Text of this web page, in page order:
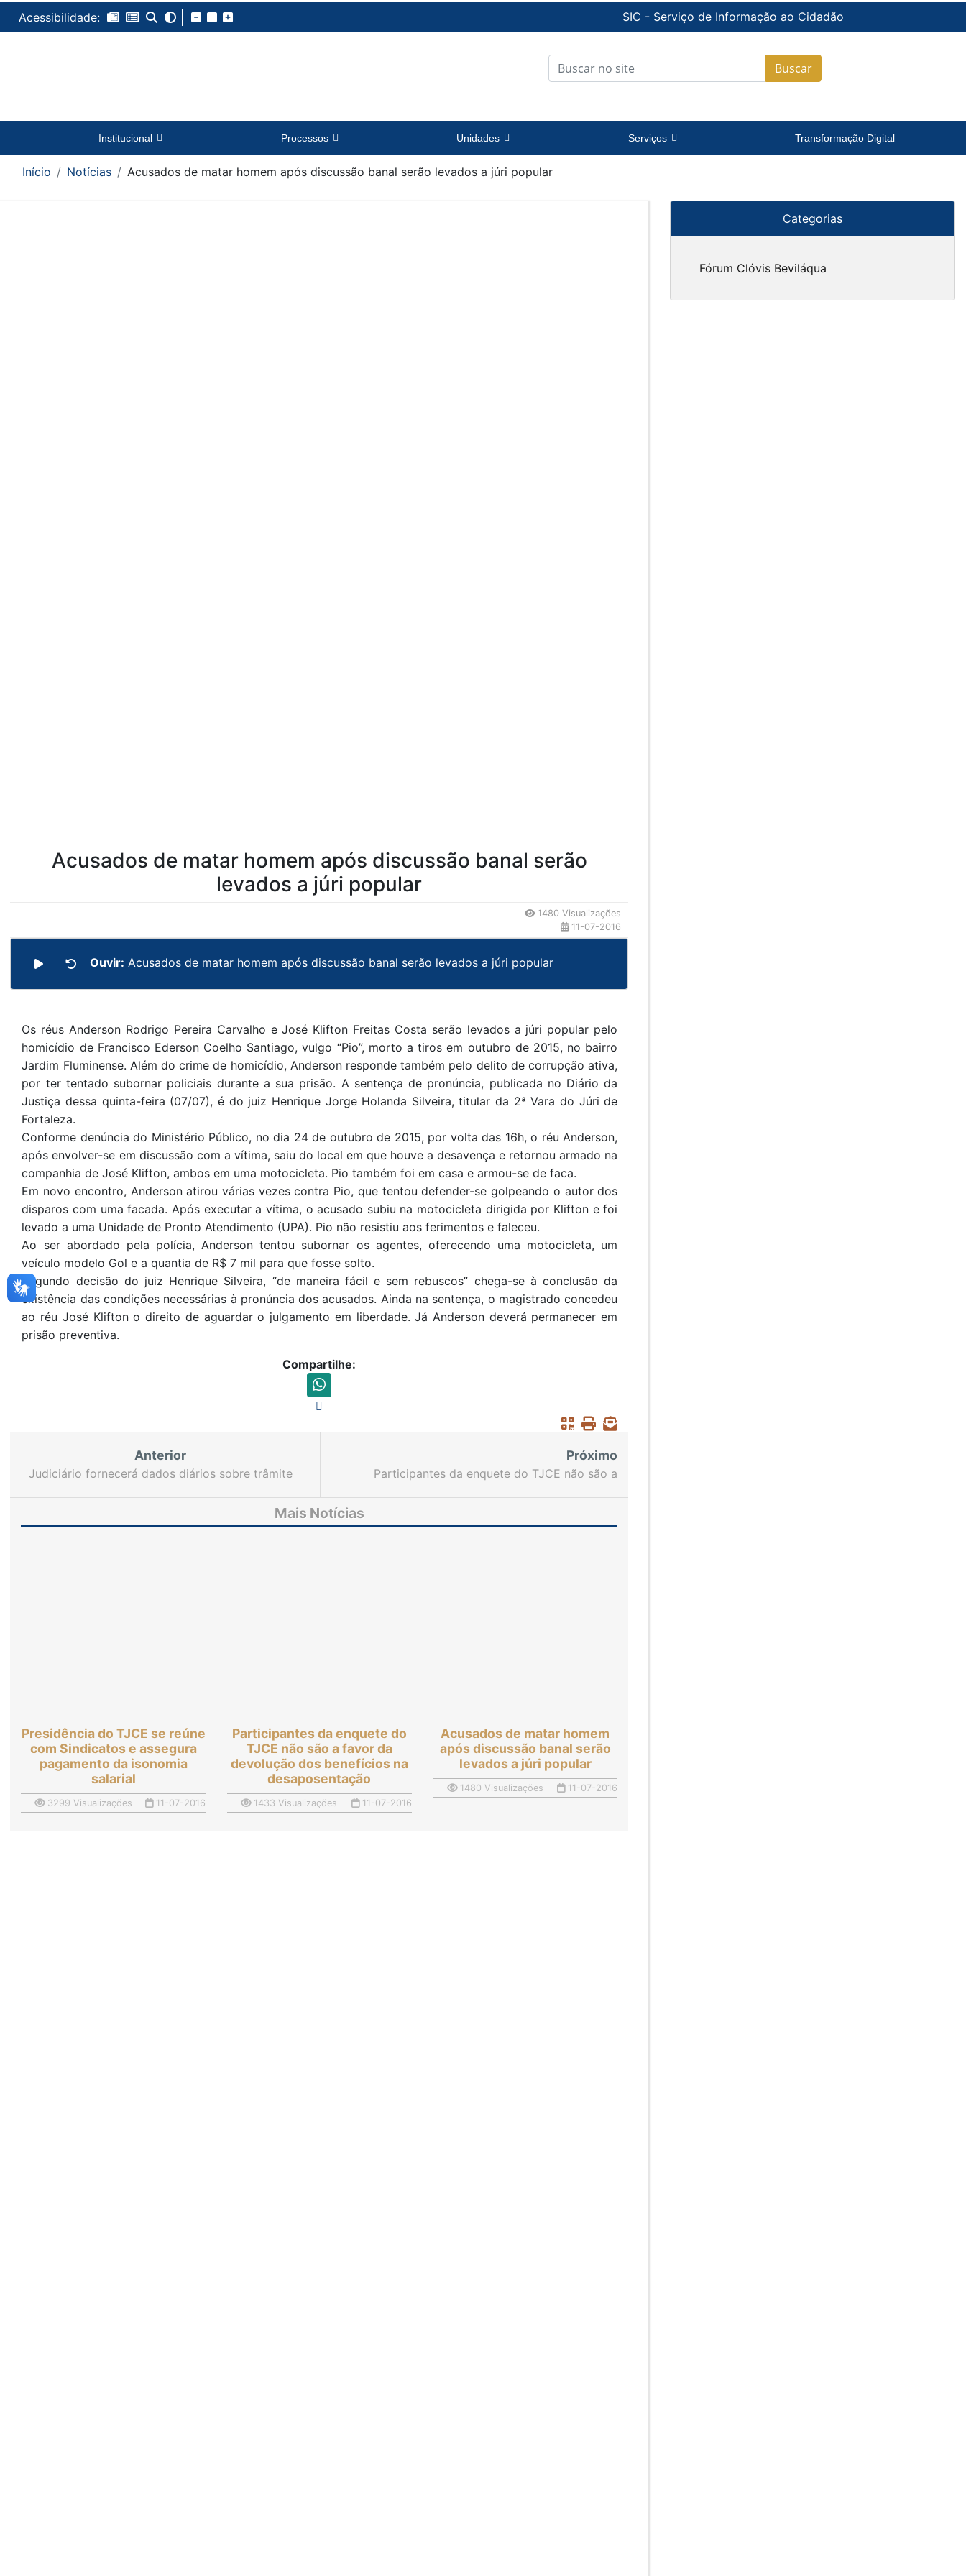
Acessibilidade: SIC - Serviço de Informação ao Cidadão
Buscar
Institucional Processos Unidades Serviços Transformação Digital
Início Notícias Acusados de matar homem após discussão banal serão levados a júri popular
Acusados de matar homem após discussão banal serão
levados a júri popular
1480 Visualizações
11-07-2016
Ouvir: Acusados de matar homem após discussão banal serão levados a júri popular
Os réus Anderson Rodrigo Pereira Carvalho e José Klifton Freitas Costa serão levados a júri popular pelo
homicídio de Francisco Ederson Coelho Santiago, vulgo “Pio”, morto a tiros em outubro de 2015, no bairro
Jardim Fluminense. Além do crime de homicídio, Anderson responde também pelo delito de corrupção ativa,
por ter tentado subornar policiais durante a sua prisão. A sentença de pronúncia, publicada no Diário da
Justiça dessa quinta-feira (07/07), é do juiz Henrique Jorge Holanda Silveira, titular da 2ª Vara do Júri de
Fortaleza.
Conforme denúncia do Ministério Público, no dia 24 de outubro de 2015, por volta das 16h, o réu Anderson,
após envolver-se em discussão com a vítima, saiu do local em que houve a desavença e retornou armado na
companhia de José Klifton, ambos em uma motocicleta. Pio também foi em casa e armou-se de faca.
Em novo encontro, Anderson atirou várias vezes contra Pio, que tentou defender-se golpeando o autor dos
disparos com uma facada. Após executar a vítima, o acusado subiu na motocicleta dirigida por Klifton e foi
levado a uma Unidade de Pronto Atendimento (UPA). Pio não resistiu aos ferimentos e faleceu.
Ao ser abordado pela polícia, Anderson tentou subornar os agentes, oferecendo uma motocicleta, um
veículo modelo Gol e a quantia de R$ 7 mil para que fosse solto.
Segundo decisão do juiz Henrique Silveira, “de maneira fácil e sem rebuscos” chega-se à conclusão da
existência das condições necessárias à pronúncia dos acusados. Ainda na sentença, o magistrado concedeu
ao réu José Klifton o direito de aguardar o julgamento em liberdade. Já Anderson deverá permanecer em
prisão preventiva.
Compartilhe:
Anterior
Judiciário fornecerá dados diários sobre trâmite
Próximo
Participantes da enquete do TJCE não são a
Mais Notícias
Presidência do TJCE se reúne
com Sindicatos e assegura
pagamento da isonomia
salarial
3299 Visualizações 11-07-2016
Participantes da enquete do
TJCE não são a favor da
devolução dos benefícios na
desaposentação
1433 Visualizações 11-07-2016
Acusados de matar homem
após discussão banal serão
levados a júri popular
1480 Visualizações 11-07-2016
Categorias
Fórum Clóvis Beviláqua